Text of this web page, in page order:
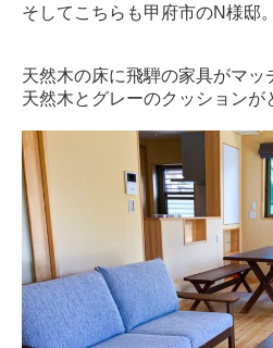
そしてこちらも甲府市のN様邸。
天然木の床に飛騨の家具がマッ
天然木とグレーのクッションが